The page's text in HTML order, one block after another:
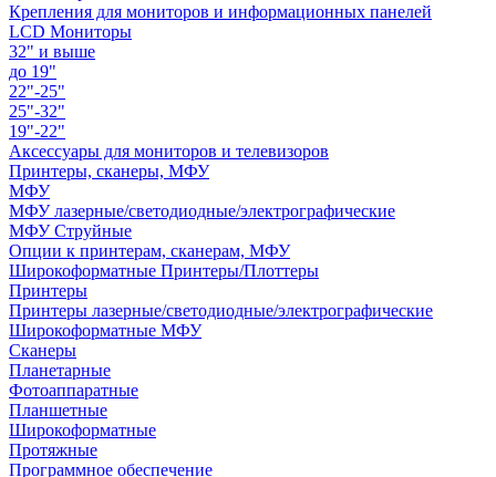
Крепления для мониторов и информационных панелей
LCD Мониторы
32" и выше
до 19"
22"-25"
25"-32"
19"-22"
Аксессуары для мониторов и телевизоров
Принтеры, сканеры, МФУ
МФУ
МФУ лазерные/светодиодные/электрографические
МФУ Струйные
Опции к принтерам, сканерам, МФУ
Широкоформатные Принтеры/Плоттеры
Принтеры
Принтеры лазерные/светодиодные/электрографические
Широкоформатные МФУ
Сканеры
Планетарные
Фотоаппаратные
Планшетные
Широкоформатные
Протяжные
Программное обеспечение